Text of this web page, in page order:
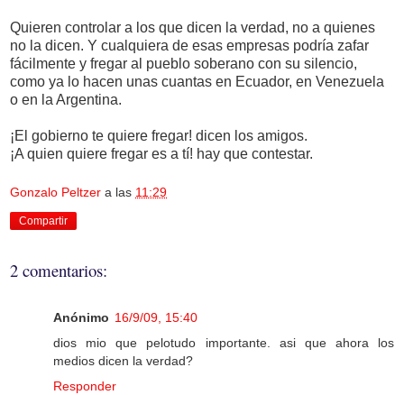
Quieren controlar a los que dicen la verdad, no a quienes
no la dicen. Y cualquiera de esas empresas podría zafar
fácilmente y fregar al pueblo soberano con su silencio,
como ya lo hacen unas cuantas en Ecuador, en Venezuela
o en la Argentina.
¡El gobierno te quiere fregar! dicen los amigos.
¡A quien quiere fregar es a tí! hay que contestar.
Gonzalo Peltzer a las 11:29
Compartir
2 comentarios:
Anónimo 16/9/09, 15:40
dios mio que pelotudo importante. asi que ahora los
medios dicen la verdad?
Responder